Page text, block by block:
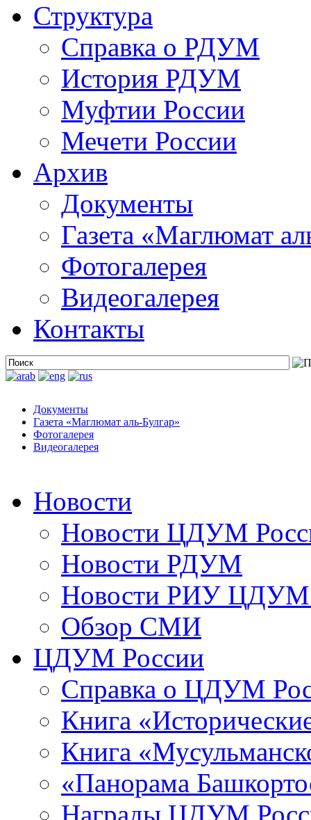
Структура
Справка о РДУМ
История РДУМ
Муфтии России
Мечети России
Архив
Документы
Газета «Маглюмат
Фотогалерея
Видеогалерея
Контакты
Документы
Газета «Маглюмат аль-Булгар»
Фотогалерея
Видеогалерея
Новости
Новости ЦДУМ
Новости РДУМ
Новости РИУ ЦДУМ
Обзор СМИ
ЦДУМ России
Справка о ЦДУМ
Книга
Книга
«Панорама